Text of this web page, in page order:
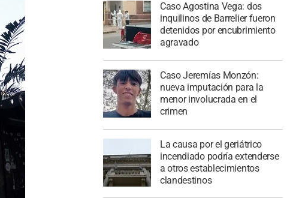
Caso Agostina Vega: dos
inquilinos de Barrelier fueron
detenidos por encubrimiento
agravado
Caso Jeremías Monzón:
nueva imputación para la
menor involucrada en el
crimen
La causa por el geriátrico
incendiado podría extenderse
a otros establecimientos
clandestinos